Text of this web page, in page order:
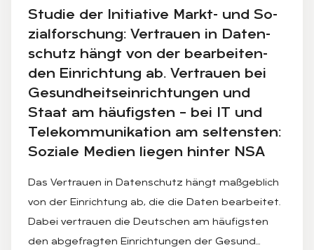
Stu­die der In­itia­ti­ve Markt- und So­
zi­al­for­schung: Ver­trau­en in Da­ten­
schutz hängt von der be­ar­bei­ten­
den Ein­rich­tung ab. Ver­trau­en bei
Ge­sund­heits­ein­rich­tun­gen und
Staat am häu­figs­ten – bei IT und
Te­le­kom­mu­ni­ka­ti­on am sel­tens­ten:
So­zia­le Me­di­en lie­gen hin­ter NSA
Das Vertrauen in Datenschutz hängt maßgeblich
von der Einrichtung ab, die die Daten bearbeitet.
Dabei vertrauen die Deutschen am häufigsten
den abgefragten Einrichtungen der Gesund…